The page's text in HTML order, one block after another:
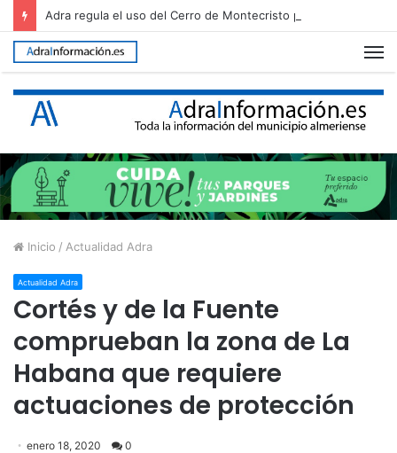
Inicio / Actualidad Adra
Actualidad Adra
Cortés y de la Fuente
comprueban la zona de La
Habana que requiere
actuaciones de protección
enero 18, 2020 0